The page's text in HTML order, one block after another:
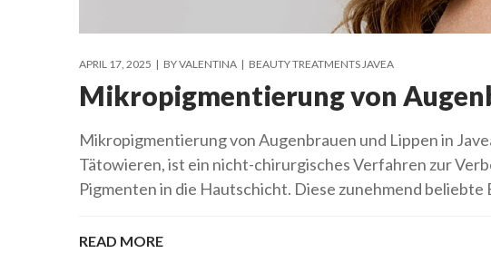
APRIL 17, 2025 BYVALENTINA BEAUTY TREATMENTS JAVEA
Mikropigmentierung von
Mikropigmentierung von Augenbrauen und Lippen in
Tätowieren, ist ein nicht-chirurgisches Verfahren zur
Pigmenten in die Hautschicht. Diese zunehmend
READ MORE